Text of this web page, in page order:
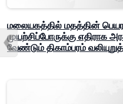
மலையகத்தில் மதத்தின்
முயற்சிப்போருக்கு எதிராக
வேண்டும் திகாம்பரம்